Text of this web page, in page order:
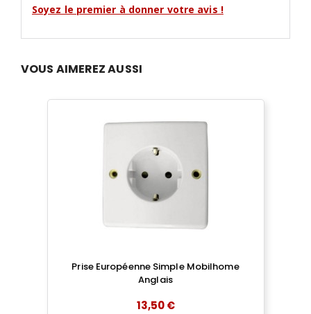
Soyez le premier à donner votre avis !
VOUS AIMEREZ AUSSI
Prise Européenne Simple Mobilhome
Anglais
13,50 €